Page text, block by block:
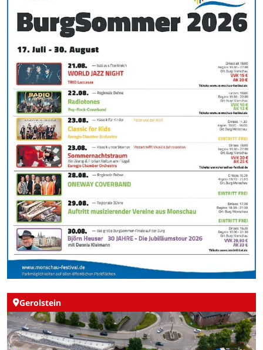
Gerolstein